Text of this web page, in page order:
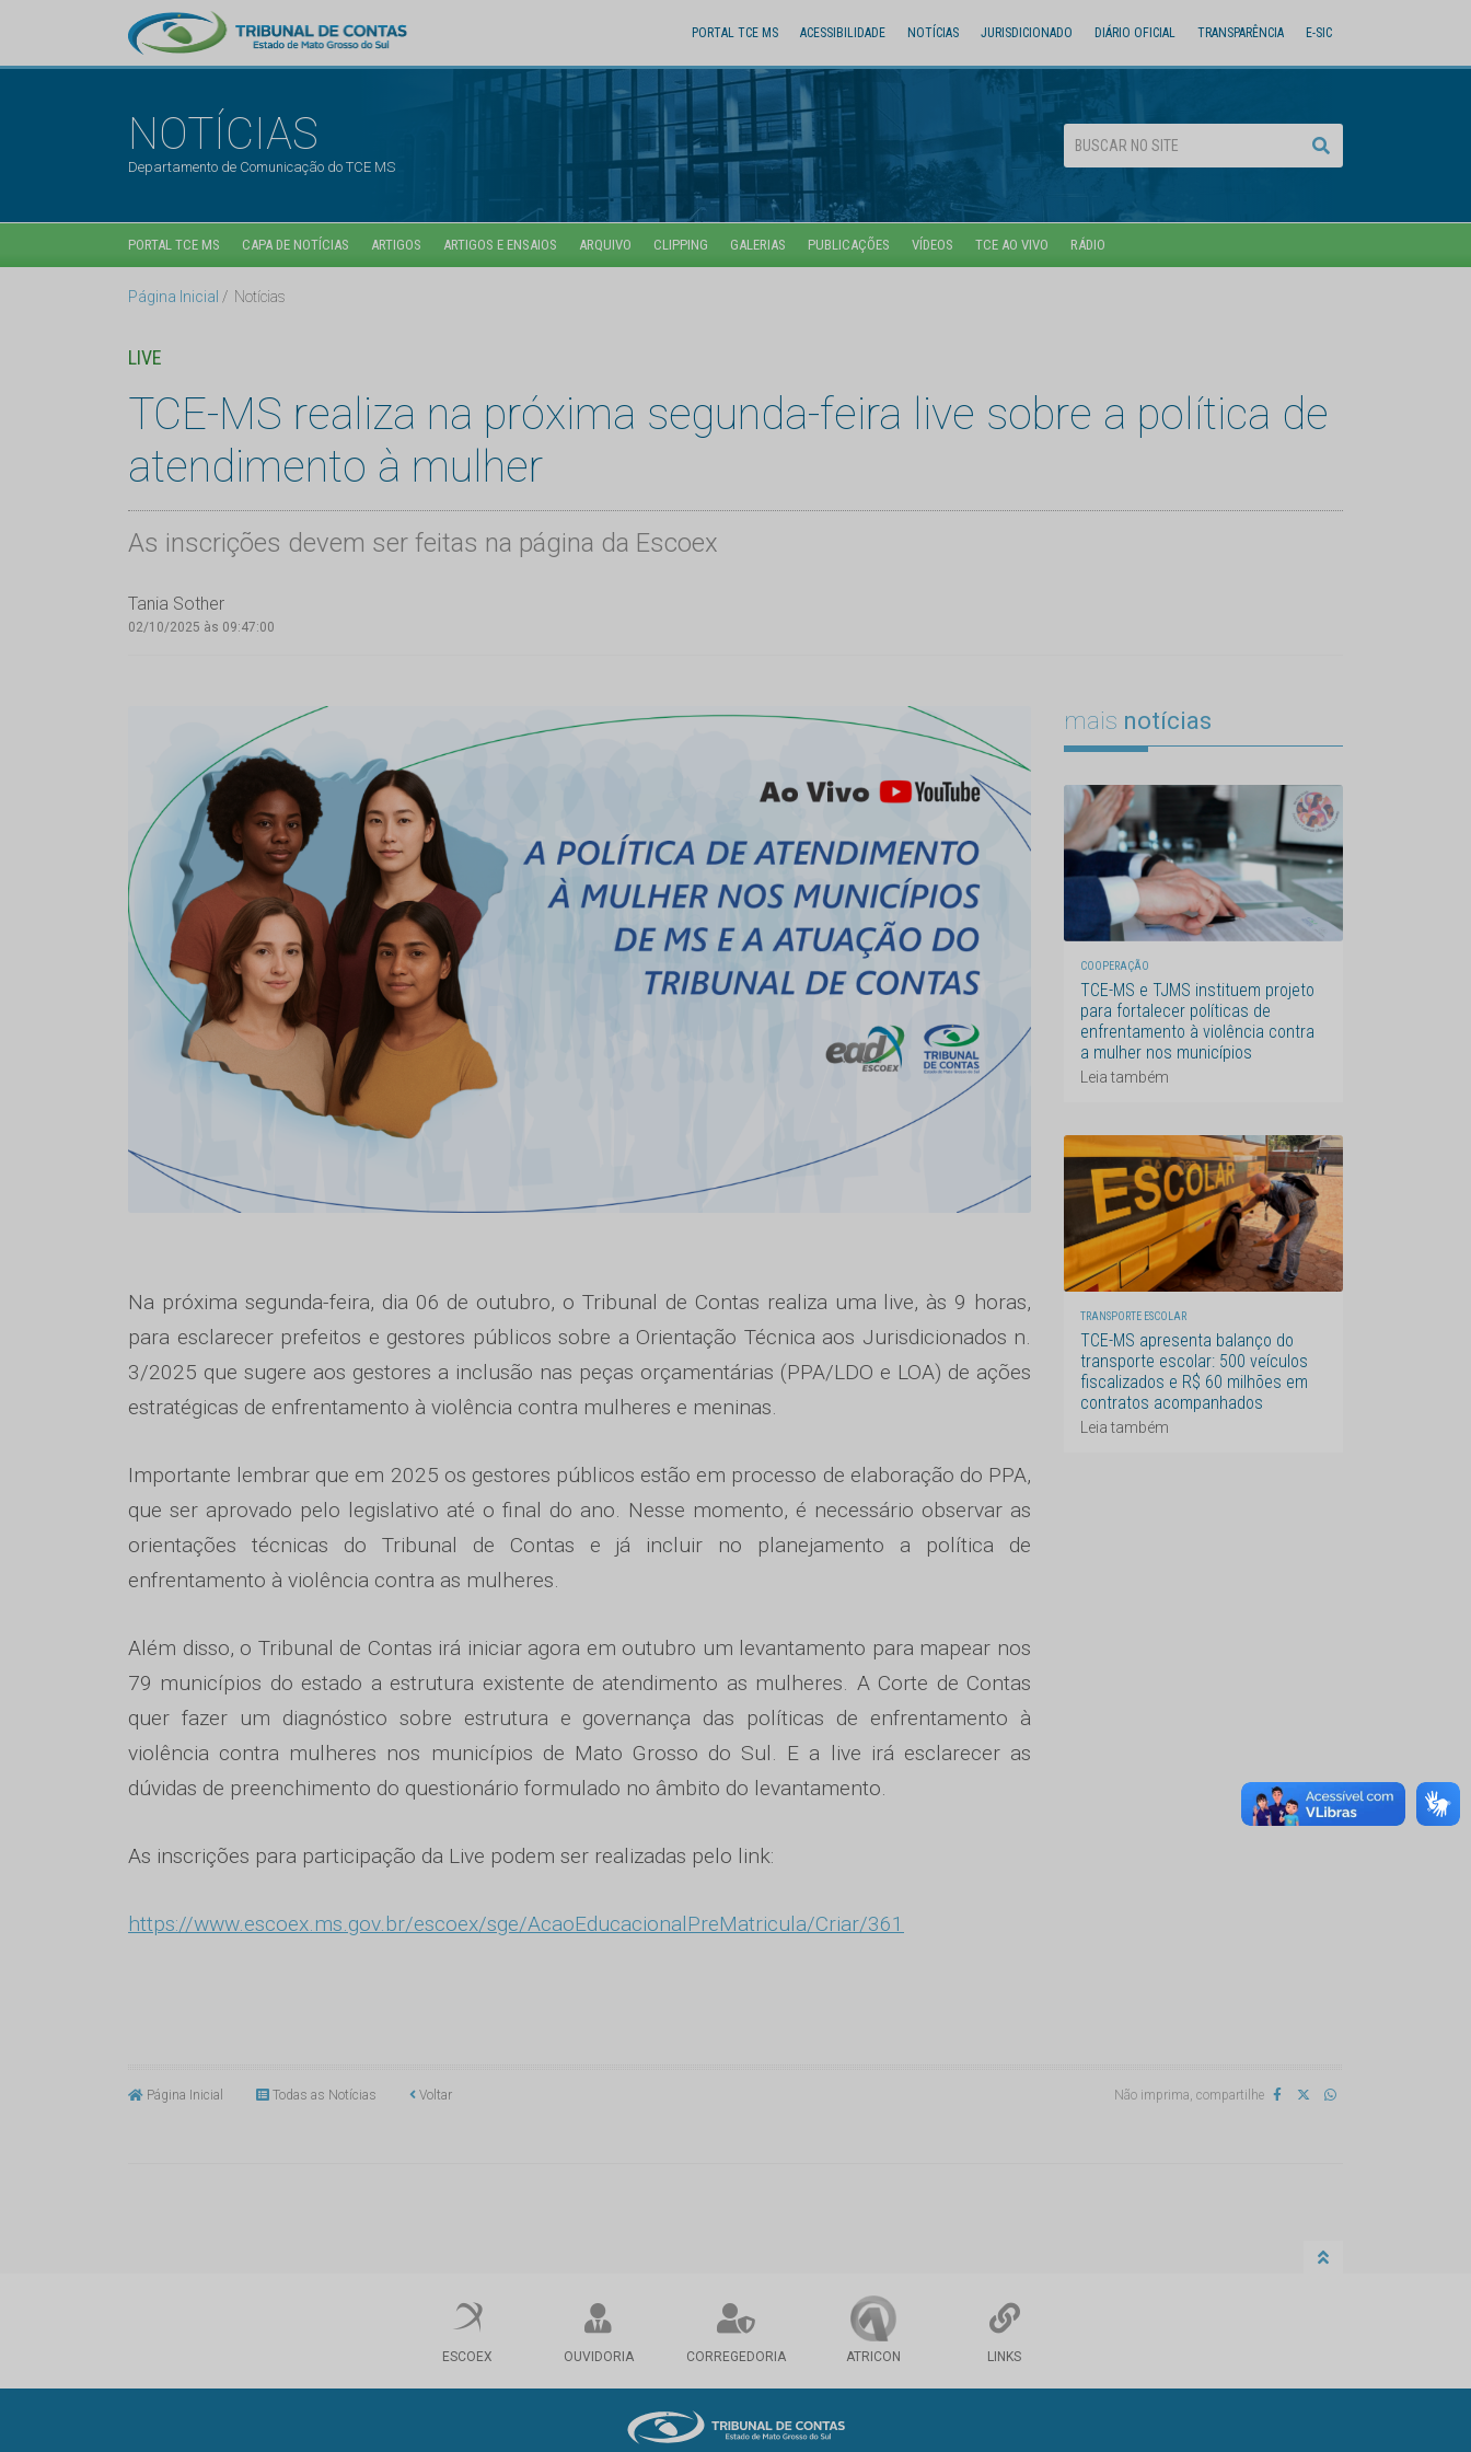
PORTAL TCE MS ACESSIBILIDADE NOTÍCIAS JURISDICIONADO DIÁRIO OFICIAL TRANSPARÊNCIA E-SIC
NOTÍCIAS
Departamento de Comunicação do TCE MS
PORTAL TCE MS CAPA DE NOTÍCIAS ARTIGOS ARTIGOS E ENSAIOS ARQUIVO CLIPPING GALERIAS PUBLICAÇÕES VÍDEOS TCE AO VIVO RÁDIO
Página Inicial Notícias
LIVE
TCE-MS realiza na próxima segunda-feira live sobre a política de
atendimento à mulher
As inscrições devem ser feitas na página da Escoex
Tania Sother
02/10/2025 às 09:47:00
Na próxima segunda-feira, dia 06 de outubro, o Tribunal de Contas realiza uma live, às 9 horas,
para esclarecer prefeitos e gestores públicos sobre a Orientação Técnica aos Jurisdicionados n.
3/2025 que sugere aos gestores a inclusão nas peças orçamentárias (PPA/LDO e LOA) de ações
estratégicas de enfrentamento à violência contra mulheres e meninas.
Importante lembrar que em 2025 os gestores públicos estão em processo de elaboração do PPA,
que ser aprovado pelo legislativo até o final do ano. Nesse momento, é necessário observar as
orientações técnicas do Tribunal de Contas e já incluir no planejamento a política de
enfrentamento à violência contra as mulheres.
Além disso, o Tribunal de Contas irá iniciar agora em outubro um levantamento para mapear nos
79 municípios do estado a estrutura existente de atendimento as mulheres. A Corte de Contas
quer fazer um diagnóstico sobre estrutura e governança das políticas de enfrentamento à
violência contra mulheres nos municípios de Mato Grosso do Sul. E a live irá esclarecer as
dúvidas de preenchimento do questionário formulado no âmbito do levantamento.
As inscrições para participação da Live podem ser realizadas pelo link:
https://www.escoex.ms.gov.br/escoex/sge/AcaoEducacionalPreMatricula/Criar/361
mais notícias
COOPERAÇÃO
TCE-MS e TJMS instituem projeto
para fortalecer políticas de
enfrentamento à violência contra
a mulher nos municípios
Leia também
TRANSPORTE ESCOLAR
TCE-MS apresenta balanço do
transporte escolar: 500 veículos
fiscalizados e R$ 60 milhões em
contratos acompanhados
Leia também
Página Inicial Todas as Notícias Voltar Não imprima, compartilhe
ESCOEX OUVIDORIA CORREGEDORIA ATRICON LINKS